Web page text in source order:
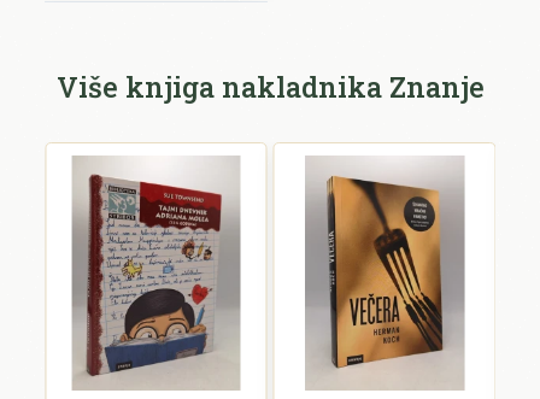
Više knjiga nakladnika Znanje